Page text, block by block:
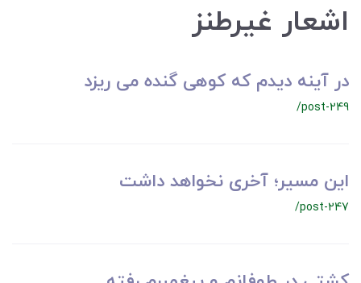
اشعار غیرطنز
در آینه دیدم که کوهی گنده می ریزد
/post-249
این مسیر؛ آخری نخواهد داشت
/post-247